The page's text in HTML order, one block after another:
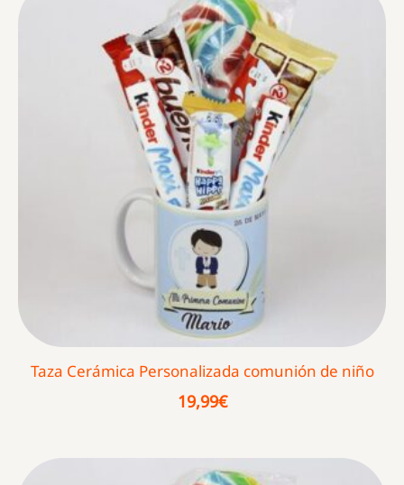
Taza Cerámica Personalizada comunión de niño
19,99€